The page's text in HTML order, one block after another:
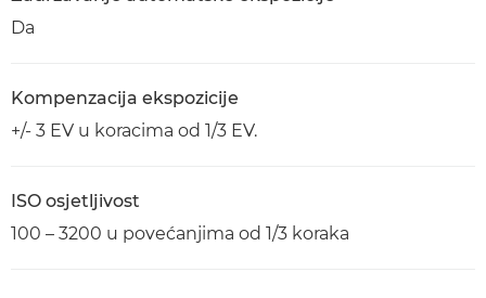
Da
Kompenzacija ekspozicije
+/- 3 EV u koracima od 1/3 EV.
ISO osjetljivost
100 – 3200 u povećanjima od 1/3 koraka